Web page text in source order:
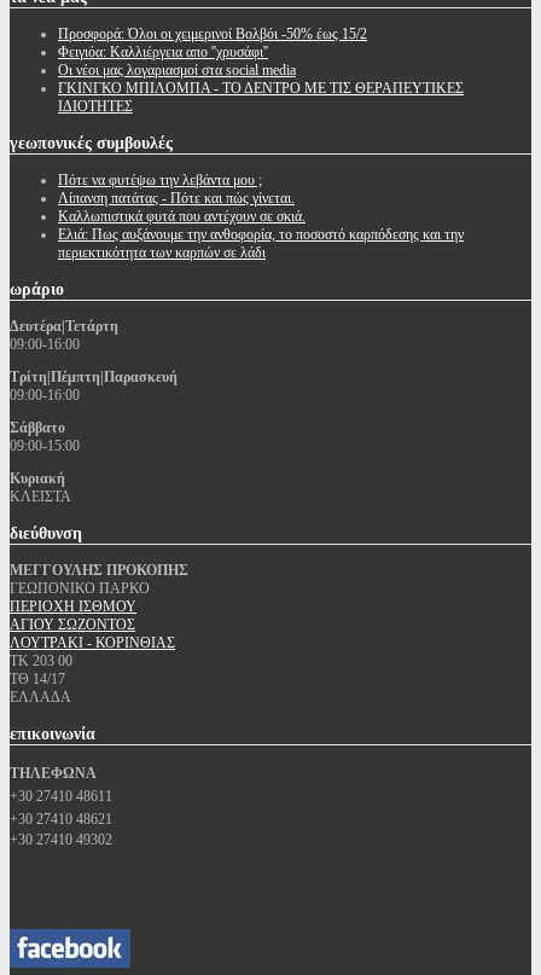
Προσφορά: Όλοι οι χειμερινοί Βολβόι -50% έως 15/2
Φειγιόα: Καλλιέργεια απο ''χρυσάφι''
Oι νέοι μας λογαριασμοί στα social media
ΓΚΙΝΓΚΟ ΜΠΙΛΟΜΠΑ - ΤΟ ΔΕΝΤΡΟ ΜΕ ΤΙΣ ΘΕΡΑΠΕΥΤΙΚΕΣ
ΙΔΙΟΤΗΤΕΣ
γεωπονικές συμβουλές
Πότε να φυτέψω την λεβάντα μου ;
Λίπανση πατάτας - Πότε και πώς γίνεται.
Καλλωπιστικά φυτά που αντέχουν σε σκιά.
Ελιά: Πως αυξάνουμε την ανθοφορία, το ποσοστό καρπόδεσης και την
περιεκτικότητα των καρπών σε λάδι
ωράριο
Δευτέρα|Τετάρτη
09:00-16:00
Τρίτη|Πέμπτη|Παρασκευή
09:00-16:00
Σάββατο
09:00-15:00
Κυριακή
ΚΛΕΙΣΤΑ
διεύθυνση
ΜΕΓΓΟΥΛΗΣ ΠΡΟΚΟΠΗΣ
ΓΕΩΠΟΝΙΚΟ ΠΑΡΚΟ
ΠΕΡΙΟΧΗ ΙΣΘΜΟΥ
ΑΓΙΟΥ ΣΩΖΟΝΤΟΣ
ΛΟΥΤΡΑΚΙ - ΚΟΡΙΝΘΙΑΣ
ΤΚ 203 00
ΤΘ 14/17
ΕΛΛΑΔΑ
επικοινωνία
ΤΗΛΕΦΩΝΑ
+30 27410 48611
+30 27410 48621
+30 27410 49302